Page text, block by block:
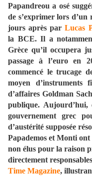
Papandreou a osé
de s’exprimer lors
jours après parLucas
la BCE. Il a
Grèce qu’il occupera
passage à l’euro en
commencé le trucage
moyen d’instruments
d’affaires Goldman
publique. Aujourd’hui,
gouvernement grec
d’austérité supposée
Papademos et Monti
non élus pour la raison
directement
Time Magazine,